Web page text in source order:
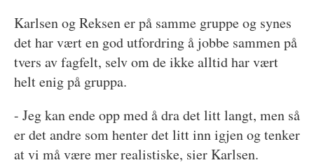
Karlsen og Reksen er på samme gruppe og synes
det har vært en god utfordring å jobbe sammen på
tvers av fagfelt, selv om de ikke alltid har vært
helt enig på gruppa.
- Jeg kan ende opp med å dra det litt langt, men så
er det andre som henter det litt inn igjen og tenker
at vi må være mer realistiske, sier Karlsen.